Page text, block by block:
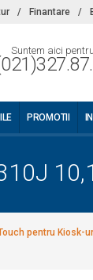
/ Finantare /
Suntem aici
PROMOTII
pentru Kiosk-